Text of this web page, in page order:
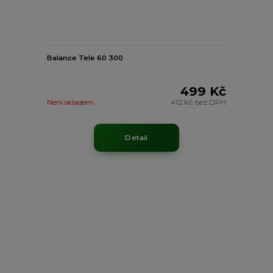
Balance Tele 60 300
499 Kč
412 Kč bez DPH
Není skladem
Detail